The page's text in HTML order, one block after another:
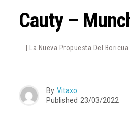
Cauty –
| La Nueva Propuesta Del
By Vitaxo
Published 23/03/2022